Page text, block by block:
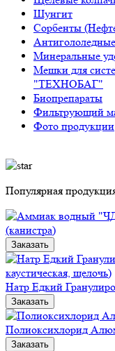
Шунгит
Сорбенты
Минеральные
Мешки для
"ТЕХНОБАГ"
Биопрепараты
Фильтрующий
Фото продукции
Популярная
(канистра)
Заказать
Натр Едкий
Заказать
Полиоксихлорид
Заказать